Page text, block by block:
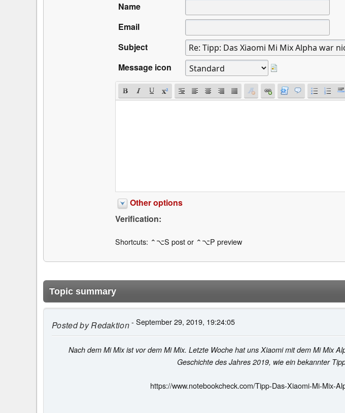
Name
Email
Subject
Message icon
Other options
Verification:
Shortcuts: ⌃⌥S post or ⌃⌥P preview
Topic summary
Posted byRedaktion- September 29, 2019, 19:24:05
Nach dem Mi Mix ist vor dem Mi Mix. Letzte Woche hat uns Xiaomi mit dem Mi Mix
Geschichte des Jahres 2019, wie ein bekannter
https://www.notebookcheck.com/Tipp-Das-Xiaomi-Mi-Mix-